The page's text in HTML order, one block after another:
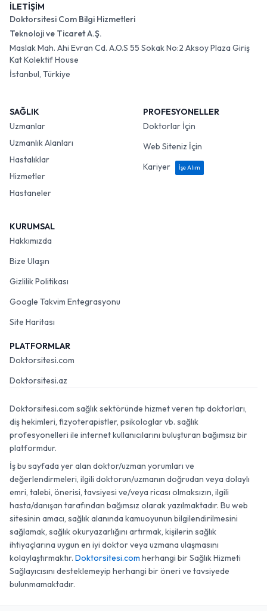
İLETİŞİM
Doktorsitesi Com Bilgi Hizmetleri
Teknoloji ve Ticaret A.Ş.
Maslak Mah. Ahi Evran Cd. A.O.S 55 Sokak No:2 Aksoy Plaza Giriş
Kat Kolektif House
İstanbul, Türkiye
SAĞLIK
Uzmanlar
Uzmanlık Alanları
Hastalıklar
Hizmetler
Hastaneler
PROFESYONELLER
Doktorlar İçin
Web Siteniz İçin
Kariyer
İşe Alım
KURUMSAL
Hakkımızda
Bize Ulaşın
Gizlilik Politikası
Google Takvim Entegrasyonu
Site Haritası
PLATFORMLAR
Doktorsitesi.com
Doktorsitesi.az
Doktorsitesi.com sağlık sektöründe hizmet veren tıp doktorları,
diş hekimleri, fizyoterapistler, psikologlar vb. sağlık
profesyonelleri ile internet kullanıcılarını buluşturan bağımsız bir
platformdur.
İş bu sayfada yer alan doktor/uzman yorumları ve
değerlendirmeleri, ilgili doktorun/uzmanın doğrudan veya dolaylı
emri, talebi, önerisi, tavsiyesi ve/veya ricası olmaksızın, ilgili
hasta/danışan tarafından bağımsız olarak yazılmaktadır. Bu web
sitesinin amacı, sağlık alanında kamuoyunun bilgilendirilmesini
sağlamak, sağlık okuryazarlığını artırmak, kişilerin sağlık
ihtiyaçlarına uygun en iyi doktor veya uzmana ulaşmasını
kolaylaştırmaktır. Doktorsitesi.com herhangi bir Sağlık Hizmeti
Sağlayıcısını desteklemeyip herhangi bir öneri ve tavsiyede
bulunmamaktadır.